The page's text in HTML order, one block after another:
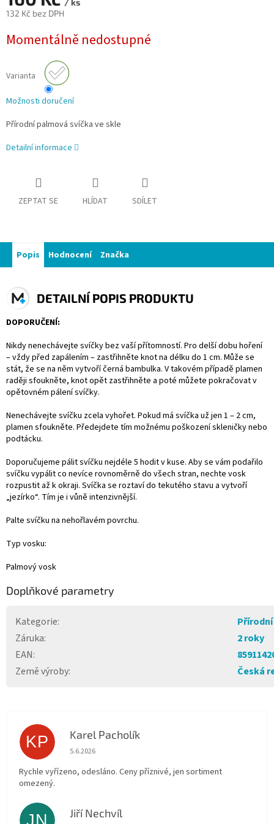
/ ks
132 Kč bez DPH
cena:
Momentálně nedostupné
Varianta
Možnosti doručení
Přírodní palmová svíčka ve skle
Detailní informace
ZEPTAT SE HLÍDAT SDÍLET
Popis Hodnocení Značka
DETAILNÍ POPIS PRODUKTU
DOPORUČENÍ:
Nikdy nenechávejte svíčky bez vaší přítomností. Pro delší dobu hoření
– vždy před zapálením – zastřihněte knot na délku do 1 cm. Může se
stát, že se na něm vytvoří černá bambulka. V takovém případě plamen
raději sfoukněte, knot opět zastřihněte a poté můžete pokračovat v
opětovném pálení svíčky.
Nenechávejte svíčku zcela vyhořet. Pokud má svíčka už jen 1 – 2 cm,
plamen sfoukněte. Předejdete tím možnému poškození skleničky nebo
podtácku.
Doporučujeme pálit svíčku nejdéle 5 hodit v kuse. Aby se vám podařilo
svíčku vypálit co nevíce rovnoměrně do všech stran, nechte vosk
rozpustit až k okraji. Svíčka se roztaví do tekutého stavu a vytvoří
„jezírko“. Tím je i vůně intenzivnější.
Palte svíčku na nehořlavém povrchu.
Typ vosku:
Palmový vosk
Doplňkové parametry
Kategorie:
Záruka:
2 roky
EAN:
Země výroby: Česká
KP Karel Pacholík
Hodnocení obchodu je 4 z 5 hvězdiček.
5.6.2026
Rychle vyřízeno, odesláno. Ceny příznivé, jen sortiment
omezený.
Jiří Nechvíl